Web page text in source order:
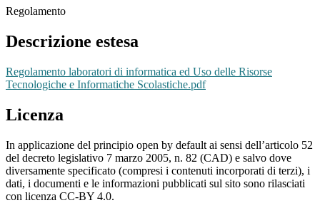
Regolamento
Descrizione estesa
Regolamento laboratori di informatica ed Uso delle Risorse
Tecnologiche e Informatiche Scolastiche.pdf
Licenza
In applicazione del principio open by default ai sensi dell’articolo 52
del decreto legislativo 7 marzo 2005, n. 82 (CAD) e salvo dove
diversamente specificato (compresi i contenuti incorporati di terzi), i
dati, i documenti e le informazioni pubblicati sul sito sono rilasciati
con licenza CC-BY 4.0.